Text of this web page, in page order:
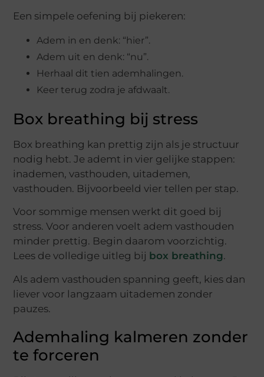
Een simpele oefening bij piekeren:
Adem in en denk: “hier”.
Adem uit en denk: “nu”.
Herhaal dit tien ademhalingen.
Keer terug zodra je afdwaalt.
Box breathing bij stress
Box breathing kan prettig zijn als je structuur
nodig hebt. Je ademt in vier gelijke stappen:
inademen, vasthouden, uitademen,
vasthouden. Bijvoorbeeld vier tellen per stap.
Voor sommige mensen werkt dit goed bij
stress. Voor anderen voelt adem vasthouden
minder prettig. Begin daarom voorzichtig.
Lees de volledige uitleg bij box breathing.
Als adem vasthouden spanning geeft, kies dan
liever voor langzaam uitademen zonder
pauzes.
Ademhaling kalmeren zonder
te forceren